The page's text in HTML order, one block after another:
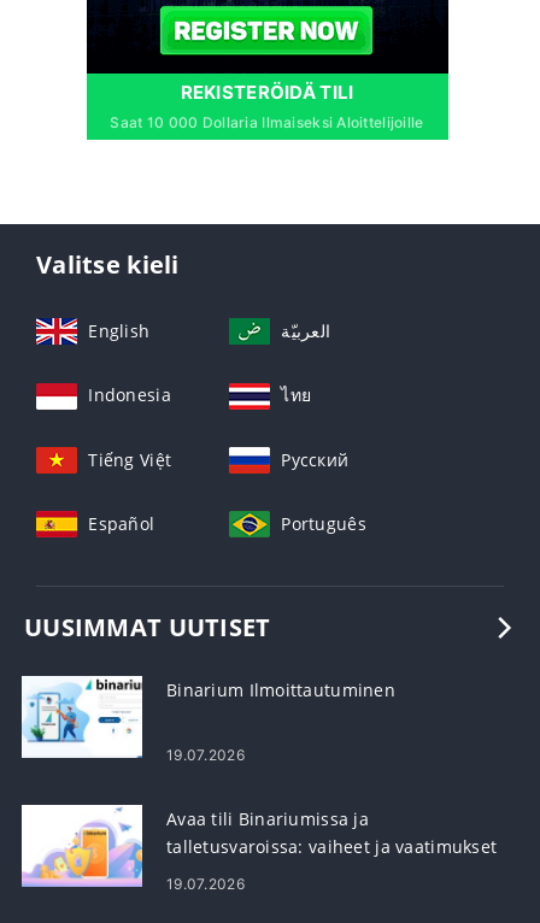
REKISTERÖIDÄ TILI
Saat 10 000 Dollaria Ilmaiseksi Aloittelijoille
Valitse kieli
English العربيّة
Indonesia ไทย
Tiếng Việt Русский
Español Português
UUSIMMAT UUTISET
Binarium Ilmoittautuminen
19.07.2026
Avaa tili Binariumissa ja
talletusvaroissa: vaiheet ja vaatimukset
19.07.2026